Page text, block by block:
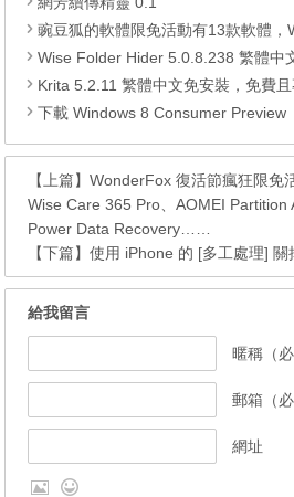
豌豆狐的軟體限免活動有13款軟體，WonderFox HD Video Converter Factory Pro、 Watermark Software、WiseCare 365 Pro、Seed4.Me VPN、WinToFlash Professional、RightNote Standard、ONLYOFFICE
Wise Folder Hider 5.0.8.238 繁體中文版
Krita 5.2.11 繁體中文免安裝，免費且專業
下載 Windows 8 Consumer Preview
【上篇】WonderFox 復活節瘋狂限免
Wise Care 365 Pro、AOMEI Partition
Power Data Recovery……
【下篇】使用 iPhone 的 [多工處理] 關
給我留言
暱稱（必
郵箱（必
網址